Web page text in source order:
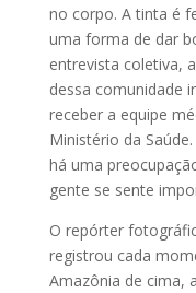
no corpo. A tinta é
uma forma de dar
entrevista coletiva,
dessa comunidade
receber a equipe
Ministério da
há uma
gente se sente
O repórter
registrou cada
Amazônia de cima,